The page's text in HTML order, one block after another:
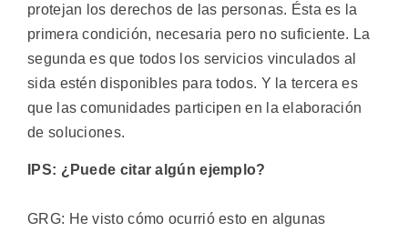
protejan los derechos de las personas. Ésta es la
primera condición, necesaria pero no suficiente. La
segunda es que todos los servicios vinculados al
sida estén disponibles para todos. Y la tercera es
que las comunidades participen en la elaboración
de soluciones.
IPS: ¿Puede citar algún ejemplo?
GRG: He visto cómo ocurrió esto en algunas